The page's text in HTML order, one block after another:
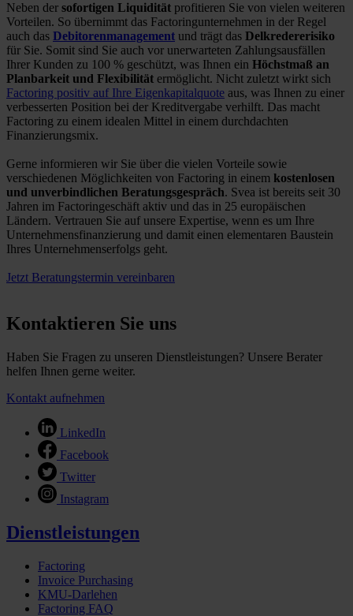
Neben der sofortigen Liquidität profitieren Sie von vielen weiteren
Vorteilen. So übernimmt das Factoringunternehmen in der Regel
auch das Debitorenmanagement und trägt das Delkredererisiko
für Sie. Somit sind Sie auch vor unerwarteten Zahlungsausfällen
Ihrer Kunden zu 100 % geschützt, was Ihnen ein Höchstmaß an
Planbarkeit und Flexibilität ermöglicht. Nicht zuletzt wirkt sich
Factoring positiv auf Ihre Eigenkapitalquote aus, was Ihnen zu einer
verbesserten Position bei der Kreditvergabe verhilft. Das macht
Factoring zu einem idealen Mittel in einem durchdachten
Finanzierungsmix.
Gerne informieren wir Sie über die vielen Vorteile sowie
verschiedenen Möglichkeiten von Factoring in einem kostenlosen
und unverbindlichen Beratungsgespräch. Svea ist bereits seit 30
Jahren im Factoringeschäft aktiv und das in 25 europäischen
Ländern. Vertrauen Sie auf unsere Expertise, wenn es um Ihre
Unternehmensfinanzierung und damit einen elementaren Baustein
Ihres Unternehmenserfolgs geht.
Jetzt Beratungstermin vereinbaren
Kontaktieren Sie uns
Haben Sie Fragen zu unseren Dienstleistungen? Unsere Berater
helfen Ihnen gerne weiter.
Kontakt aufnehmen
LinkedIn
Facebook
Twitter
Instagram
Dienstleistungen
Factoring
Invoice Purchasing
KMU-Darlehen
Factoring FAQ